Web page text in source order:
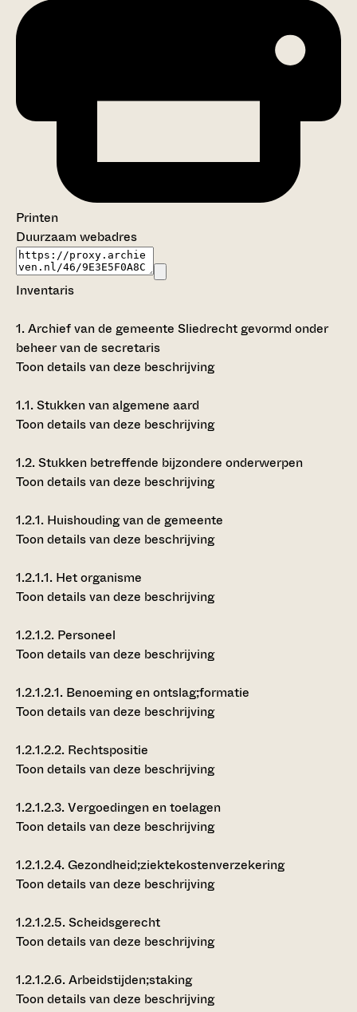
Printen
Duurzaam webadres
Inventaris
1.Archief van de gemeente Sliedrecht gevormd onder
beheer van de secretaris
Toon details van deze beschrijving
1.1.Stukken van algemene aard
Toon details van deze beschrijving
1.2.Stukken betreffende bijzondere onderwerpen
Toon details van deze beschrijving
1.2.1. Huishouding van de gemeente
Toon details van deze beschrijving
1.2.1.1. Het organisme
Toon details van deze beschrijving
1.2.1.2. Personeel
Toon details van deze beschrijving
1.2.1.2.1. Benoeming en ontslag;formatie
Toon details van deze beschrijving
1.2.1.2.2. Rechtspositie
Toon details van deze beschrijving
1.2.1.2.3.Vergoedingen en toelagen
Toon details van deze beschrijving
1.2.1.2.4.Gezondheid;ziektekostenverzekering
Toon details van deze beschrijving
1.2.1.2.5.Scheidsgerecht
Toon details van deze beschrijving
1.2.1.2.6.Arbeidstijden;staking
Toon details van deze beschrijving